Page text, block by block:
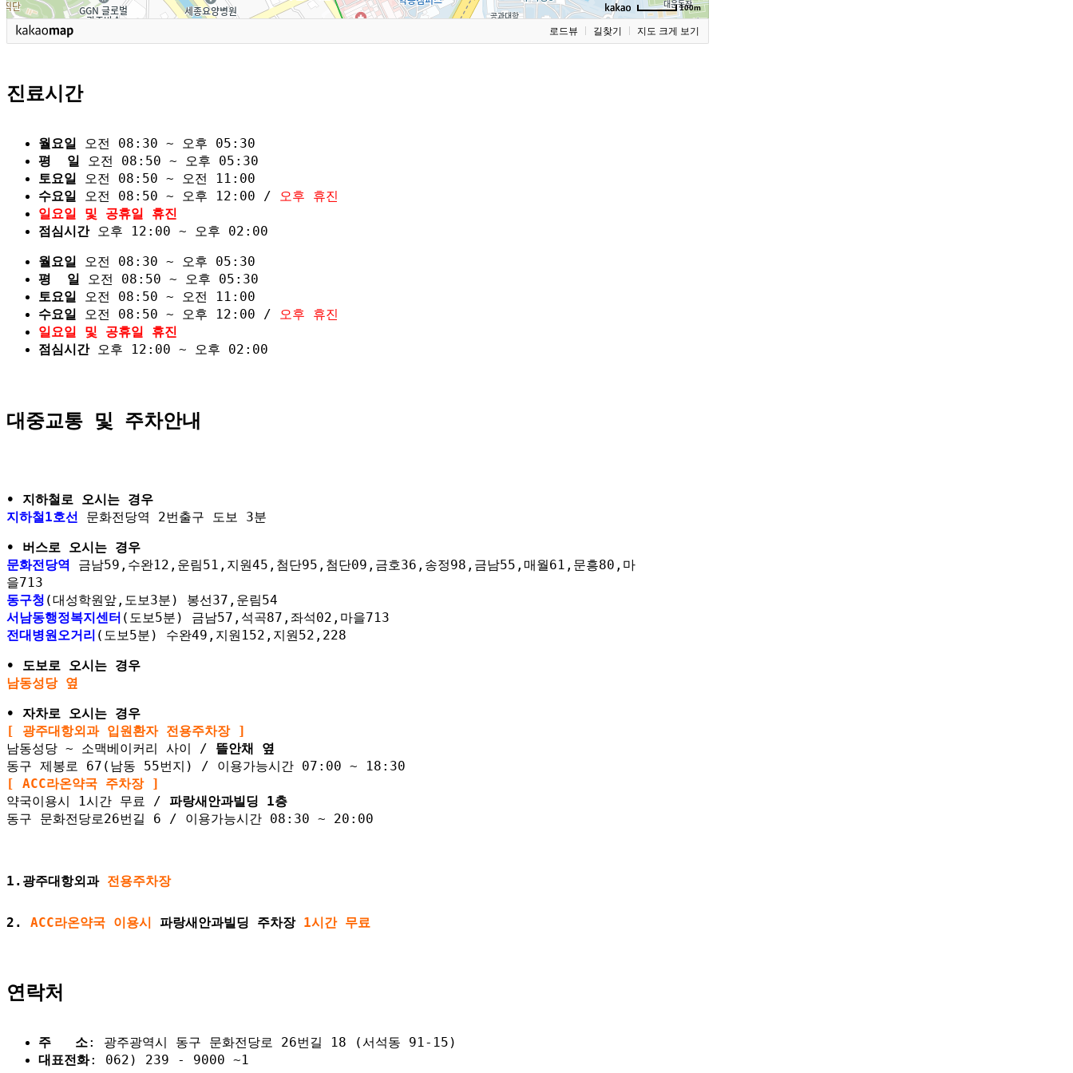
100m
로드뷰 길찾기 지도 크게 보기
진료시간
월요일
오전 08:30 ~ 오후 05:30
평 일
오전 08:50 ~ 오후 05:30
토요일
오전 08:50 ~ 오전 11:00
수요일
오전 08:50 ~ 오후 12:00 / 오후 휴진
일요일 및 공휴일 휴진
점심시간오후 12:00 ~ 오후 02:00
월요일
오전 08:30 ~ 오후 05:30
평 일
오전 08:50 ~ 오후 05:30
토요일
오전 08:50 ~ 오전 11:00
수요일
오전 08:50 ~ 오후 12:00 / 오후 휴진
일요일 및 공휴일 휴진
점심시간오후 12:00 ~ 오후 02:00
대중교통 및 주차안내
• 지하철로 오시는 경우
지하철1호선 문화전당역 2번출구 도보 3분
• 버스로 오시는 경우
문화전당역
금남59,수완12,운림51,지원45,첨단95,첨단09,금호36,송정98,금남55,매월61,문흥80,마
을713
동구청 (대성학원앞,도보3분) 봉선37,운림54
서남동행정복지센터 (도보5분) 금남57,석곡87,좌석02,마을713
전대병원오거리 (도보5분) 수완49,지원152,지원52,228
• 도보로 오시는 경우
남동성당 옆
• 자차로 오시는 경우
[ 광주대항외과 입원환자 전용주차장 ]
남동성당 ~ 소맥베이커리 사이 / 뜰안채 옆
동구 제봉로 67(남동 55번지) / 이용가능시간 07:00 ~ 18:30
[ ACC라온약국 주차장 ]
약국이용시 1시간 무료 / 파랑새안과빌딩 1층
동구 문화전당로26번길 6 / 이용가능시간 08:30 ~ 20:00
1.광주대항외과 전용주차장
2. ACC라온약국 이용시 파랑새안과빌딩 주차장 1시간 무료
연락처
주 소: 광주광역시 동구 문화전당로 26번길 18 (서석동 91-15)
대표전화: 062) 239 - 9000 ~1